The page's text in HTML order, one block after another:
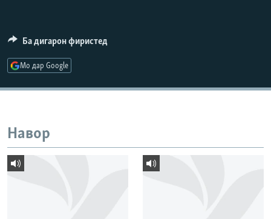
Ба дигарон фиристед
Мо дар Google
Навор